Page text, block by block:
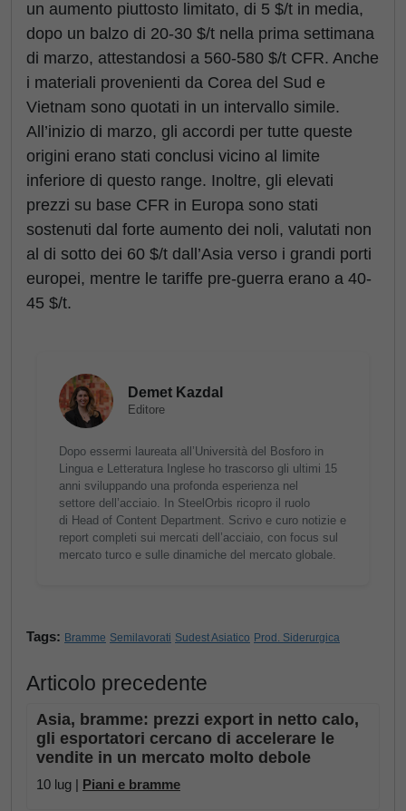
un aumento piuttosto limitato, di 5 $/t in media,
dopo un balzo di 20-30 $/t nella prima settimana
di marzo, attestandosi a 560-580 $/t CFR. Anche
i materiali provenienti da Corea del Sud e
Vietnam sono quotati in un intervallo simile.
All’inizio di marzo, gli accordi per tutte queste
origini erano stati conclusi vicino al limite
inferiore di questo range. Inoltre, gli elevati
prezzi su base CFR in Europa sono stati
sostenuti dal forte aumento dei noli, valutati non
al di sotto dei 60 $/t dall’Asia verso i grandi porti
europei, mentre le tariffe pre-guerra erano a 40-
45 $/t.
Demet Kazdal
Editore
Dopo essermi laureata all’Università del Bosforo in
Lingua e Letteratura Inglese ho trascorso gli ultimi 15
anni sviluppando una profonda esperienza nel
settore dell’acciaio. In SteelOrbis ricopro il ruolo
di Head of Content Department. Scrivo e curo notizie e
report completi sui mercati dell’acciaio, con focus sul
mercato turco e sulle dinamiche del mercato globale.
Tags: Bramme Semilavorati Sudest Asiatico Prod. Siderurgica
Articolo precedente
Asia, bramme: prezzi export in netto calo,
gli esportatori cercano di accelerare le
vendite in un mercato molto debole
10 lug | Piani e bramme